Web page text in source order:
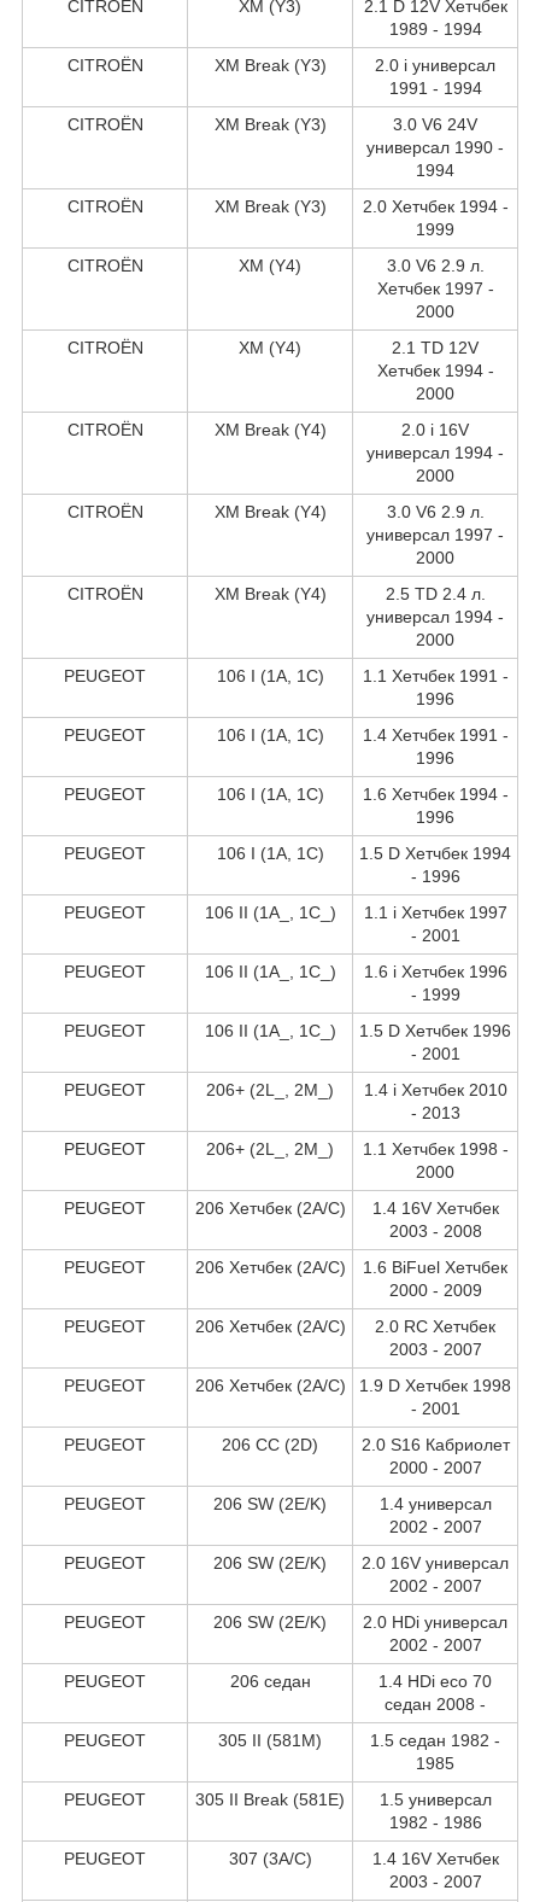
CITROËN XM (Y3)
2.1 D 12V Хетчбек
1989 - 1994
CITROËN
XM Break (Y3)
2.0 i универсал
1991 - 1994
CITROËN
XM Break (Y3)
3.0 V6 24V
универсал 1990 -
1994
CITROËN
XM Break (Y3)
2.0 Хетчбек 1994 -
1999
CITROËN
XM (Y4)
3.0 V6 2.9 л.
Хетчбек 1997 -
2000
CITROËN
XM (Y4)
2.1 TD 12V
Хетчбек 1994 -
2000
CITROËN
XM Break (Y4)
2.0 i 16V
универсал 1994 -
2000
CITROËN
XM Break (Y4)
3.0 V6 2.9 л.
универсал 1997 -
2000
CITROËN
XM Break (Y4)
2.5 TD 2.4 л.
универсал 1994 -
2000
PEUGEOT
106 I (1A, 1C)
1.1 Хетчбек 1991 -
1996
PEUGEOT
106 I (1A, 1C)
1.4 Хетчбек 1991 -
1996
PEUGEOT
106 I (1A, 1C)
1.6 Хетчбек 1994 -
1996
PEUGEOT
106 I (1A, 1C)
1.5 D Хетчбек 1994
- 1996
PEUGEOT
106 II (1A_, 1C_)
1.1 i Хетчбек 1997
- 2001
PEUGEOT
106 II (1A_, 1C_)
1.6 i Хетчбек 1996
- 1999
PEUGEOT
106 II (1A_, 1C_)
1.5 D Хетчбек 1996
- 2001
PEUGEOT
206+ (2L_, 2M_)
1.4 i Хетчбек 2010
- 2013
PEUGEOT
206+ (2L_, 2M_)
1.1 Хетчбек 1998 -
2000
PEUGEOT
206 Хетчбек (2A/C)
1.4 16V Хетчбек
2003 - 2008
PEUGEOT
206 Хетчбек (2A/C)
1.6 BiFuel Хетчбек
2000 - 2009
PEUGEOT
206 Хетчбек (2A/C)
2.0 RC Хетчбек
2003 - 2007
PEUGEOT
206 Хетчбек (2A/C)
1.9 D Хетчбек 1998
- 2001
PEUGEOT
206 CC (2D)
2.0 S16 Кабриолет
2000 - 2007
PEUGEOT
206 SW (2E/K)
1.4 универсал
2002 - 2007
PEUGEOT
206 SW (2E/K)
2.0 16V универсал
2002 - 2007
PEUGEOT
206 SW (2E/K)
2.0 HDi универсал
2002 - 2007
PEUGEOT
206 седан
1.4 HDi eco 70
седан 2008 -
PEUGEOT
305 II (581M)
1.5 седан 1982 -
1985
PEUGEOT
305 II Break (581E)
1.5 универсал
1982 - 1986
PEUGEOT
307 (3A/C)
1.4 16V Хетчбек
2003 - 2007